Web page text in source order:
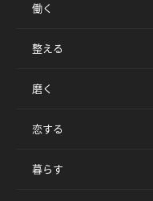
働く
整える
磨く
恋する
暮らす